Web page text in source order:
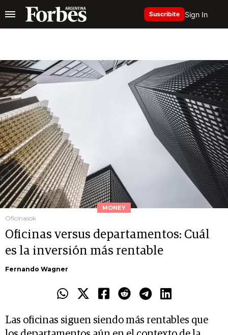
Suscribite Sign In
MONEY
Oficinasok
Oficinas versus departamentos: Cuál
es la inversión más rentable
Fernando Wagner
Las oficinas siguen siendo más rentables que